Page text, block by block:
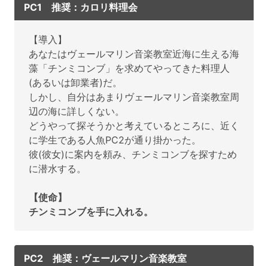
PC1 推奨：カロリ料理会
【導入】
あなたはヴェールマリン音楽教室近海に生える海
藻「チンミコンブ」を求めてやってきた料理人
(あるいは卸業者)だ。
しかし、自分はあまりヴェールマリン音楽教室周
辺の海に詳しくない。
どうやって探そうかと考えているところに、近く
に学生である人魚PC2が通り掛かった。
彼(彼女)に案内を頼み、チンミコンブを探すため
に潜水する。
【使命】
チンミコンブを手に入れる。
PC2 推奨：ヴェールマリン音楽教室